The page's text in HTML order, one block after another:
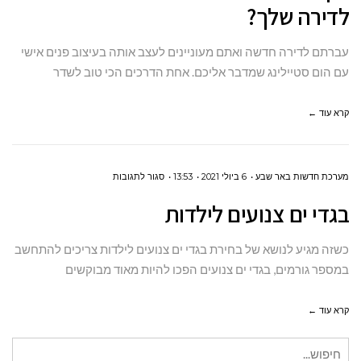
לדירה שלך?
עברתם לדירה חדשה ואתם מעוניינים לעצב אותה בעיצוב פנים אישי
עם הום סטיילינג שמדבר אליכם. אחת הדרכים הכי טוב לשדר
קרא עוד ←
מערכת חדשות באר שבע 6 ביולי 2021 13:53 סגור לתגובותעל
לילדות
בגדי ים צנועים לילדות
כשזה מגיע לנושא של בחירת בגדי ים צנועים לילדות צריכים להתחשב
במספר גורמים, בגדי ים צנועים הפכו להיות מאוד מבוקשים
קרא עוד ←